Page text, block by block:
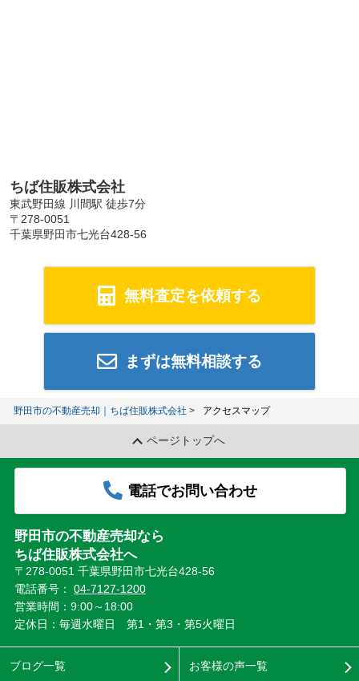
ちば住販株式会社
東武野田線 川間駅 徒歩7分
〒278-0051
千葉県野田市七光台428-56
無料査定を依頼する
まずは無料相談する
野田市の不動産売却｜ちば住販株式会社 アクセスマップ
ページトップへ
電話でお問い合わせ
野田市の不動産売却なら
ちば住販株式会社へ
〒278-0051 千葉県野田市七光台428-56
電話番号： 04-7127-1200
営業時間：9:00～18:00
定休日：毎週水曜日 第1・第3・第5火曜日
ブログ一覧 お客様の声一覧